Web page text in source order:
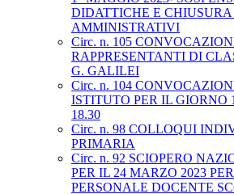
DIDATTICHE E
AMMINISTRATIVI
Circ. n. 105
RAPPRESENTANTI DI
G. GALILEI
Circ. n. 104
ISTITUTO PER IL GIORNO
18.30
Circ. n. 98 COLLOQUI
PRIMARIA
Circ. n. 92 SCIOPERO
PER IL 24 MARZO 2023
PERSONALE DOCENTE